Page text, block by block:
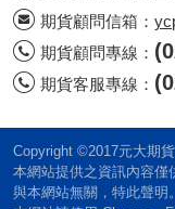
期貨顧問信箱：
期貨顧問專線：
期貨客服專線：
Copyright ©2017元大期
本網站提供之資訊內容僅
與本網站無關，特此聲明